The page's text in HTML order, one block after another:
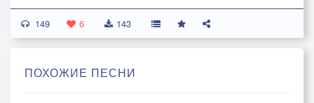
149 6 143
ПОХОЖИЕ ПЕСНИ